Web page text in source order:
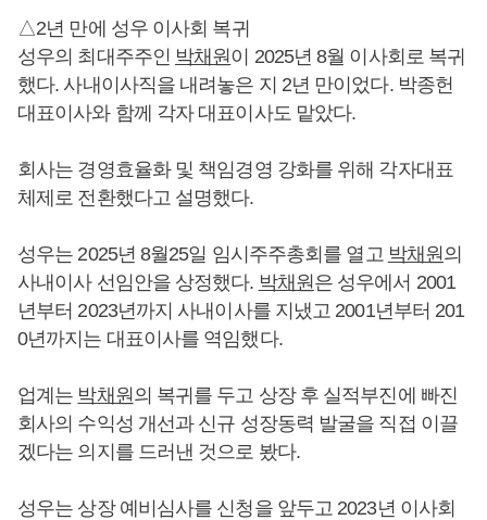
△2년 만에 성우 이사회 복귀
성우의 최대주주인 박채원이 2025년 8월 이사회로 복귀
했다. 사내이사직을 내려놓은 지 2년 만이었다. 박종헌
대표이사와 함께 각자 대표이사도 맡았다.
회사는 경영효율화 및 책임경영 강화를 위해 각자대표
체제로 전환했다고 설명했다.
성우는 2025년 8월25일 임시주주총회를 열고 박채원의
사내이사 선임안을 상정했다. 박채원은 성우에서 2001
년부터 2023년까지 사내이사를 지냈고 2001년부터 201
0년까지는 대표이사를 역임했다.
업계는 박채원의 복귀를 두고 상장 후 실적부진에 빠진
회사의 수익성 개선과 신규 성장동력 발굴을 직접 이끌
겠다는 의지를 드러낸 것으로 봤다.
성우는 상장 예비심사를 신청을 앞두고 2023년 이사회